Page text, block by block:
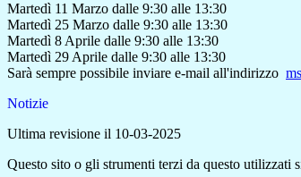
Martedì 11 Marzo dalle 9:30 alle 13:30
Martedì 25 Marzo dalle 9:30 alle 13:30
Martedì 8 Aprile dalle 9:30 alle 13:30
Martedì 29 Aprile dalle 9:30 alle 13:30
Sarà sempre possibile inviare e-mail all'indirizzo
Notizie
Ultima revisione il 10-03-2025
Questo sito o gli strumenti terzi da questo utilizzati